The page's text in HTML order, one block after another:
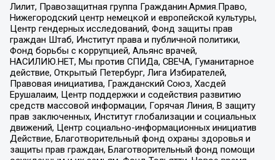
Лилит, Правозащитная группа Гражданин.Армия.Право,
Нижегородский центр немецкой и европейской культуры,
Центр гендерных исследований, Фонд защиты прав
граждан Штаб, Институт права и публичной политики,
Фонд борьбы с коррупцией, Альянс врачей,
НАСИЛИЮ.НЕТ, Мы против СПИДа, СВЕЧА, Гуманитарное
действие, Открытый Петербург, Лига Избирателей,
Правовая инициатива, Гражданский Союз, Хасдей
Ерушалаим, Центр поддержки и содействия развитию
средств массовой информации, Горячая Линия, В защиту
прав заключенных, Институт глобализации и социальных
движений, Центр социально-информационных инициатив
Действие, Благотворительный фонд охраны здоровья и
защиты прав граждан, Благотворительный фонд помощи